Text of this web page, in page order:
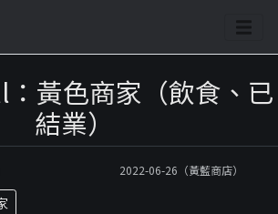
黃色商家（飲食、已
結業）
2022-06-26（黃藍商店）